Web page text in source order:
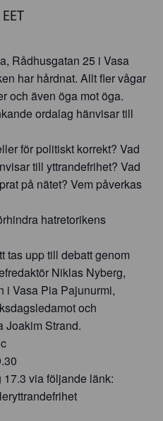
EET
Rådhusgatan 25 i Vasa
har hårdnat. Allt fler vågar
och även öga mot öga.
ordalag hänvisar till
för politiskt korrekt? Vad
till yttrandefrihet? Vad
på nätet? Vem påverkas
hatretorikens
tas upp till debatt genom
Niklas Nyberg,
i Vasa Pia Pajunurmi,
och
Joakim Strand.
via följande länk: